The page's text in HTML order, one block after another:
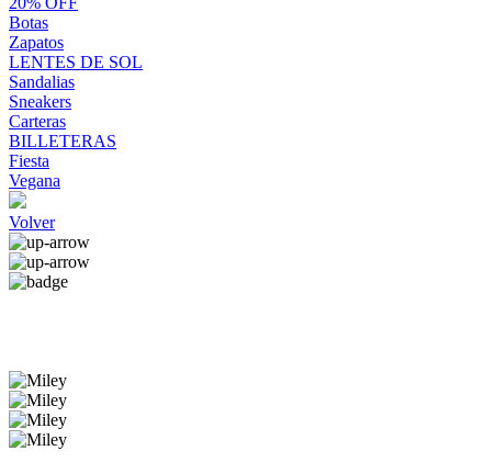
Botas
Zapatos
LENTES DE SOL
Sandalias
Sneakers
Carteras
BILLETERAS
Fiesta
Vegana
Volver